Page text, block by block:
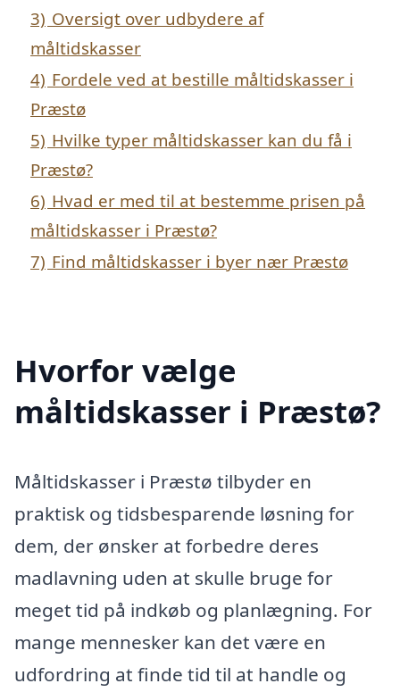
3) Oversigt over udbydere af
måltidskasser
4) Fordele ved at bestille måltidskasser i
Præstø
5) Hvilke typer måltidskasser kan du få i
Præstø?
6) Hvad er med til at bestemme prisen på
måltidskasser i Præstø?
7) Find måltidskasser i byer nær Præstø
Hvorfor vælge
måltidskasser i Præstø?
Måltidskasser i Præstø tilbyder en
praktisk og tidsbesparende løsning for
dem, der ønsker at forbedre deres
madlavning uden at skulle bruge for
meget tid på indkøb og planlægning. For
mange mennesker kan det være en
udfordring at finde tid til at handle og